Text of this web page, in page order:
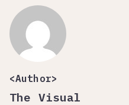
<Author>
The Visual